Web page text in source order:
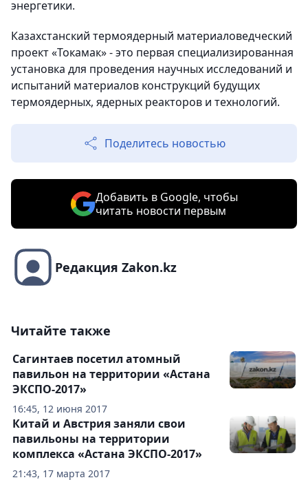
энергетики.
Казахстанский термоядерный материаловедческий
проект «Токамак» - это первая специализированная
установка для проведения научных исследований и
испытаний материалов конструкций будущих
термоядерных, ядерных реакторов и технологий.
Поделитесь новостью
Добавить в Google, чтобы
читать новости первым
Редакция Zakon.kz
Читайте также
16:45, 12 июня 2017
Сагинтаев посетил атомный
павильон на территории «Астана
ЭКСПО-2017»
21:43, 17 марта 2017
Китай и Австрия заняли свои
павильоны на территории
комплекса «Астана ЭКСПО-2017»